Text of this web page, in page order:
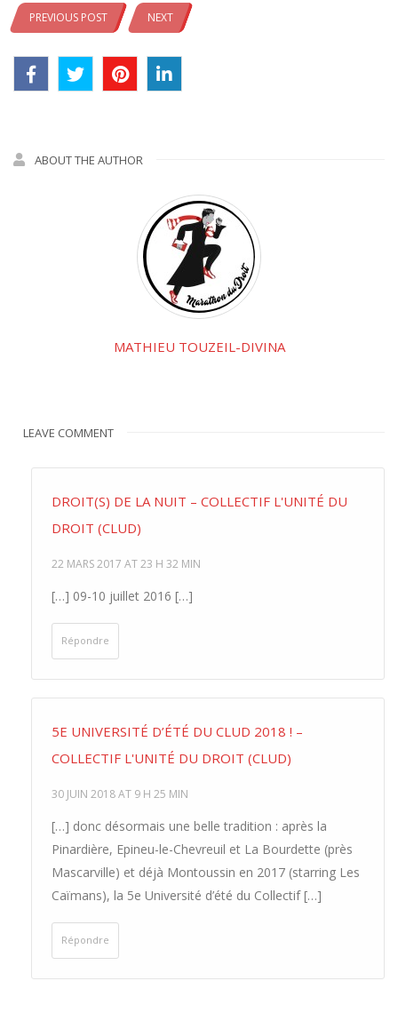
PREVIOUS POST NEXT
ABOUT THE AUTHOR
MATHIEU TOUZEIL-DIVINA
LEAVE COMMENT
DROIT(S) DE LA NUIT – COLLECTIF L'UNITÉ DU
DROIT (CLUD)
22 MARS 2017 AT 23 H 32 MIN
[…] 09-10 juillet 2016 […]
Répondre
5E UNIVERSITÉ D’ÉTÉ DU CLUD 2018 ! –
COLLECTIF L'UNITÉ DU DROIT (CLUD)
30 JUIN 2018 AT 9 H 25 MIN
[…] donc désormais une belle tradition : après la
Pinardière, Epineu-le-Chevreuil et La Bourdette (près
Mascarville) et déjà Montoussin en 2017 (starring Les
Caïmans), la 5e Université d’été du Collectif […]
Répondre